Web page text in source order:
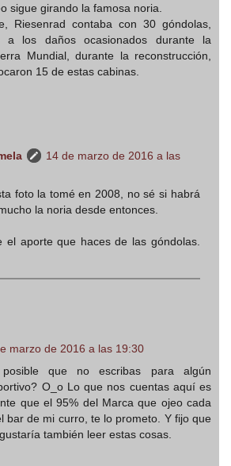
sigue girando la famosa noria.
Riesenrad contaba con 30 góndolas,
a los daños ocasionados durante la
Mundial, durante la reconstrucción,
15 de estas cabinas.
14 de marzo de 2016 a las
foto la tomé en 2008, no sé si habrá
la noria desde entonces.
el aporte que haces de las góndolas.
marzo de 2016 a las 19:30
que no escribas para algún
O_o Lo que nos cuentas aquí es
que el 95% del Marca que ojeo cada
bar de mi curro, te lo prometo. Y fijo que
también leer estas cosas.